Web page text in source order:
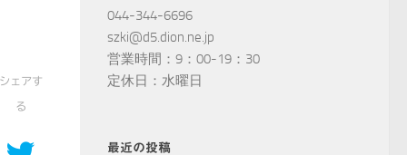
シェアす
る
044-344-6696
szki@d5.dion.ne.jp
営業時間：9：00-19：30
定休日：水曜日
最近の投稿